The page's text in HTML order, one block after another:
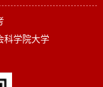
科学院大学